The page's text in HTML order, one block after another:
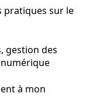
pratiques sur le
gestion des
à mon